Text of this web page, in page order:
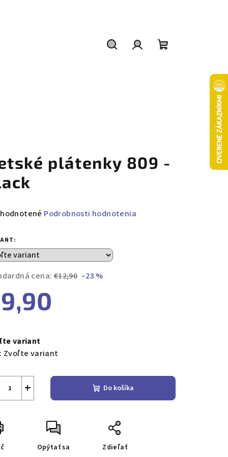
plátenky 809 -
Podrobnosti hodnotenia
cena: €12,90 –23 %
variant
Zvoľte variant
+ Do košíka
Opýtať sa Zdieľať